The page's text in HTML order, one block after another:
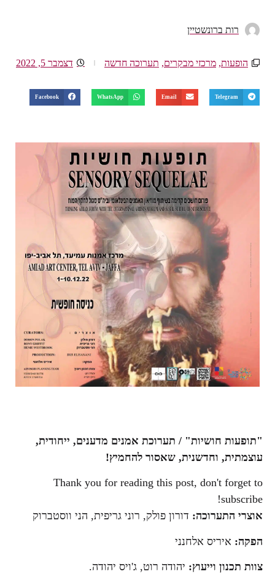
רות ברונשטיין
הופעות,מרכזי מבקרים,תערוכה חדשה דצמבר 5, 2022
Telegram
Email
WhatsApp
Facebook
"תופעות חושיות" / תערוכת אמנים מדענים, ייחודית,
עוצמתית, וחדשנית, שאסור להחמיץ!
Thank you for reading this post, don't forget to
subscribe!
אוצרי התערוכה:דורון פולק, רוני גריפית, הני ווסטברוק
הפקה:איריס אלחנני
צוות תכנון וייעוץ:יהודה רוט, ג'ויס יהודה.